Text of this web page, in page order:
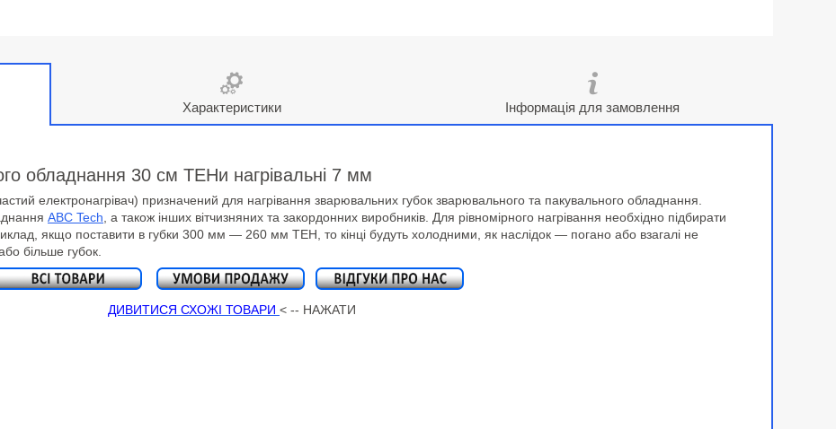
Характеристики Інформація для замовлення
обладнання 30 см ТЕНи нагрівальні 7 мм
електронагрівач) призначений для нагрівання зварювальних губок зварювального та пакувального обладнання.
ABC Tech, а також інших вітчизняних та закордонних виробників. Для рівномірного нагрівання необхідно підбирати
якщо поставити в губки 300 мм — 260 мм ТЕН, то кінці будуть холодними, як наслідок — погано або взагалі не
більше губок.
ДИВИТИСЯ СХОЖІ ТОВАРИ < -- НАЖАТИ